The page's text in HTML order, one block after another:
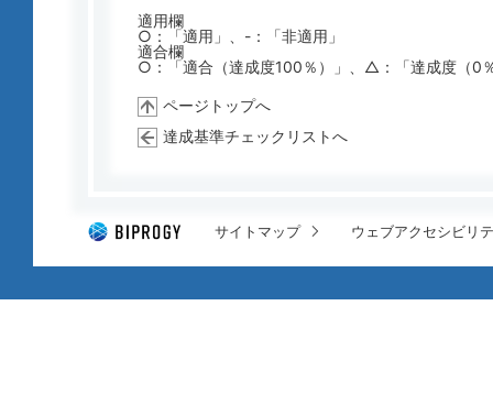
適用欄
○：「適用」、-：「非適用」
適合欄
○：「適合（達成度100％）」、△：「達成度（0
ページトップへ
達成基準チェックリストへ
サイトマップ ウェブアクセシビリ